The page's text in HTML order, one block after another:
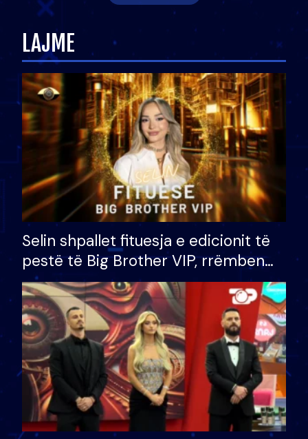
LAJME
Selin shpallet fituesja e edicionit të
pestë të Big Brother VIP, rrëmben
çmimin e madh prej 100 mijë eurosh